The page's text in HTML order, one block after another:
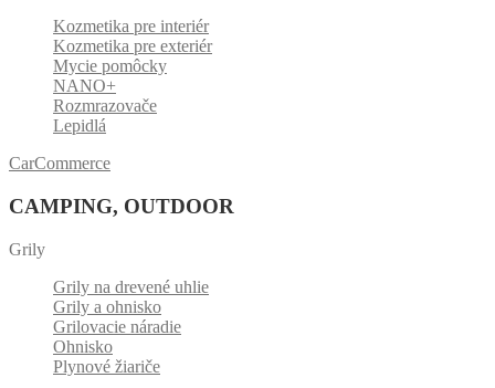
Kozmetika pre interiér
Kozmetika pre exteriér
Mycie pomôcky
NANO+
Rozmrazovače
Lepidlá
CarCommerce
CAMPING, OUTDOOR
Grily
Grily na drevené uhlie
Grily a ohnisko
Grilovacie náradie
Ohnisko
Plynové žiariče